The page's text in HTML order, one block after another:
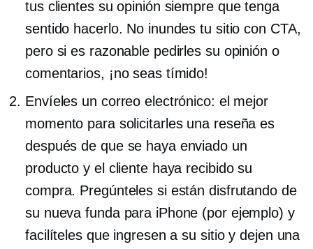
tus clientes su opinión siempre que tenga
sentido hacerlo. No inundes tu sitio con CTA,
pero si es razonable pedirles su opinión o
comentarios, ¡no seas tímido!
Envíeles un correo electrónico: el mejor
momento para solicitarles una reseña es
después de que se haya enviado un
producto y el cliente haya recibido su
compra. Pregúnteles si están disfrutando de
su nueva funda para iPhone (por ejemplo) y
facilíteles que ingresen a su sitio y dejen una